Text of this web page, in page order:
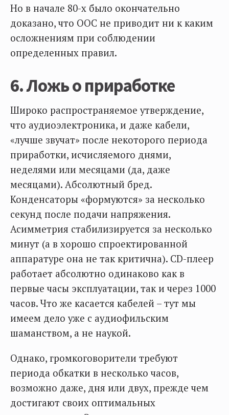
Но в начале 80-х было окончательно
доказано, что ООС не приводит ни к каким
осложнениям при соблюдении
определенных правил.
6. Ложь о приработке
Широко распространяемое утверждение,
что аудиоэлектроника, и даже кабели,
«лучше звучат» после некоторого периода
приработки, исчисляемого днями,
неделями или месяцами (да, даже
месяцами). Абсолютный бред.
Конденсаторы «формуются» за несколько
секунд после подачи напряжения.
Асимметрия стабилизируется за несколько
минут (а в хорошо спроектированной
аппаратуре она не так критична). CD-плеер
работает абсолютно одинаково как в
первые часы эксплуатации, так и через 1000
часов. Что же касается кабелей – тут мы
имеем дело уже с аудиофильским
шаманством, а не наукой.
Однако, громкоговорители требуют
периода обкатки в несколько часов,
возможно даже, дня или двух, прежде чем
достигают своих оптимальных